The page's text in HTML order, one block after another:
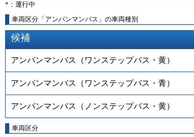
*：運行中
車両区分「アンパンマンバス」の車両種別
候補
アンパンマンバス（ワンステップバス・黄）
アンパンマンバス（ワンステップバス・青）
アンパンマンバス（ノンステップバス・黄）
車両区分